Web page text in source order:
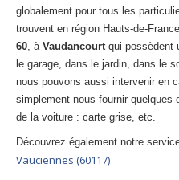
globalement pour tous les
trouvent en région Hauts-de-
60, à Vaudancourtqui possèdent
le garage, dans le jardin, dans le
nous pouvons aussi intervenir en
simplement nous fournir quelques
de la voiture : carte grise, etc.
Découvrez également notre service
Vauciennes (60117)